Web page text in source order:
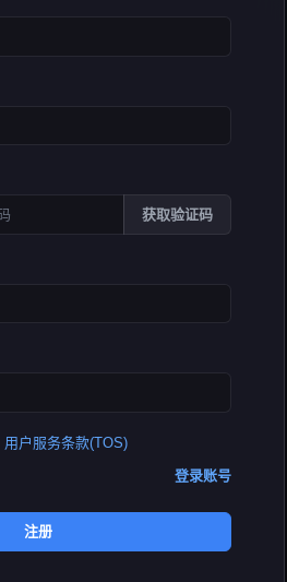
获取验证码
用户服务条款(TOS)
登录账号
注册